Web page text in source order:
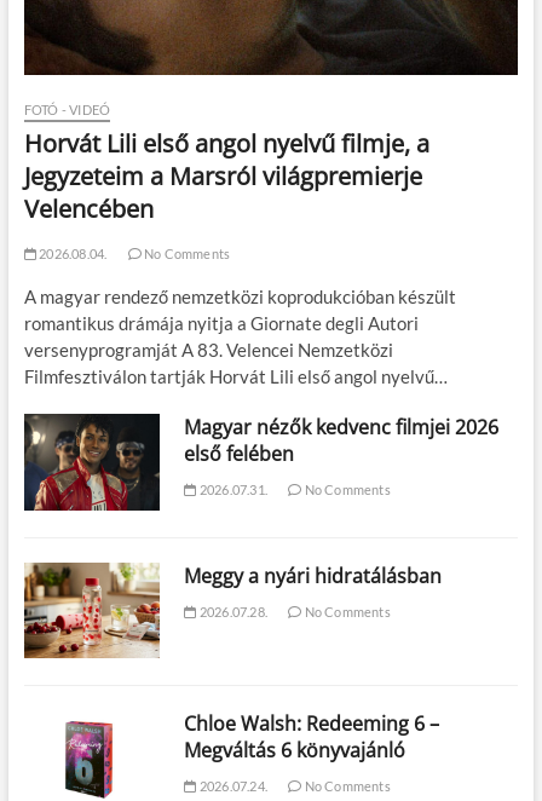
FOTÓ - VIDEÓ
Horvát Lili első angol nyelvű filmje, a
Jegyzeteim a Marsról világpremierje
Velencében
2026.08.04. No Comments
A magyar rendező nemzetközi koprodukcióban készült
romantikus drámája nyitja a Giornate degli Autori
versenyprogramját A 83. Velencei Nemzetközi
Filmfesztiválon tartják Horvát Lili első angol nyelvű…
Magyar nézők kedvenc filmjei 2026
első felében
2026.07.31. No Comments
Meggy a nyári hidratálásban
2026.07.28. No Comments
Chloe Walsh: Redeeming 6 –
Megváltás 6 könyvajánló
2026.07.24. No Comments